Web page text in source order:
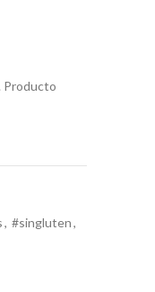
Producto
, #singluten,